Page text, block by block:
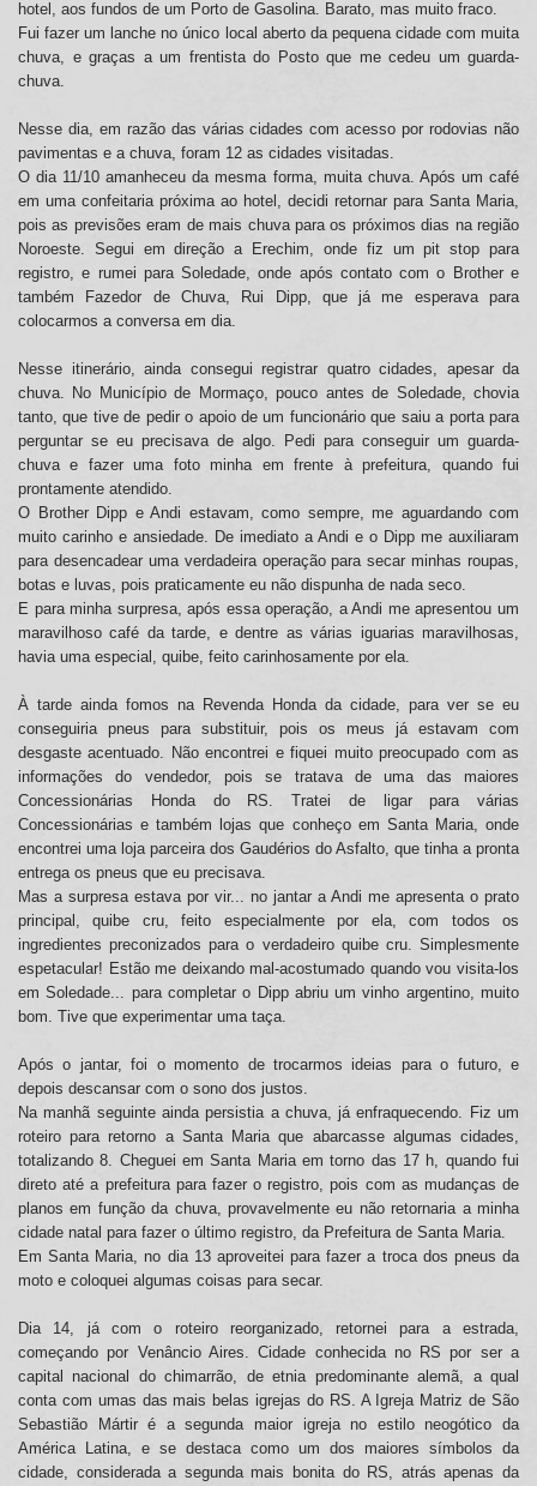
hotel, aos fundos de um Porto de Gasolina. Barato, mas muito fraco.
Fui fazer um lanche no único local aberto da pequena cidade com muita
chuva, e graças a um frentista do Posto que me cedeu um guarda-
chuva.
Nesse dia, em razão das várias cidades com acesso por rodovias não
pavimentas e a chuva, foram 12 as cidades visitadas.
O dia 11/10 amanheceu da mesma forma, muita chuva. Após um café
em uma confeitaria próxima ao hotel, decidi retornar para Santa Maria,
pois as previsões eram de mais chuva para os próximos dias na região
Noroeste. Segui em direção a Erechim, onde fiz um pit stop para
registro, e rumei para Soledade, onde após contato com o Brother e
também Fazedor de Chuva, Rui Dipp, que já me esperava para
colocarmos a conversa em dia.
Nesse itinerário, ainda consegui registrar quatro cidades, apesar da
chuva. No Município de Mormaço, pouco antes de Soledade, chovia
tanto, que tive de pedir o apoio de um funcionário que saiu a porta para
perguntar se eu precisava de algo. Pedi para conseguir um guarda-
chuva e fazer uma foto minha em frente à prefeitura, quando fui
prontamente atendido.
O Brother Dipp e Andi estavam, como sempre, me aguardando com
muito carinho e ansiedade. De imediato a Andi e o Dipp me auxiliaram
para desencadear uma verdadeira operação para secar minhas roupas,
botas e luvas, pois praticamente eu não dispunha de nada seco.
E para minha surpresa, após essa operação, a Andi me apresentou um
maravilhoso café da tarde, e dentre as várias iguarias maravilhosas,
havia uma especial, quibe, feito carinhosamente por ela.
À tarde ainda fomos na Revenda Honda da cidade, para ver se eu
conseguiria pneus para substituir, pois os meus já estavam com
desgaste acentuado. Não encontrei e fiquei muito preocupado com as
informações do vendedor, pois se tratava de uma das maiores
Concessionárias Honda do RS. Tratei de ligar para várias
Concessionárias e também lojas que conheço em Santa Maria, onde
encontrei uma loja parceira dos Gaudérios do Asfalto, que tinha a pronta
entrega os pneus que eu precisava.
Mas a surpresa estava por vir... no jantar a Andi me apresenta o prato
principal, quibe cru, feito especialmente por ela, com todos os
ingredientes preconizados para o verdadeiro quibe cru. Simplesmente
espetacular! Estão me deixando mal-acostumado quando vou visita-los
em Soledade... para completar o Dipp abriu um vinho argentino, muito
bom. Tive que experimentar uma taça.
Após o jantar, foi o momento de trocarmos ideias para o futuro, e
depois descansar com o sono dos justos.
Na manhã seguinte ainda persistia a chuva, já enfraquecendo. Fiz um
roteiro para retorno a Santa Maria que abarcasse algumas cidades,
totalizando 8. Cheguei em Santa Maria em torno das 17 h, quando fui
direto até a prefeitura para fazer o registro, pois com as mudanças de
planos em função da chuva, provavelmente eu não retornaria a minha
cidade natal para fazer o último registro, da Prefeitura de Santa Maria.
Em Santa Maria, no dia 13 aproveitei para fazer a troca dos pneus da
moto e coloquei algumas coisas para secar.
Dia 14, já com o roteiro reorganizado, retornei para a estrada,
começando por Venâncio Aires. Cidade conhecida no RS por ser a
capital nacional do chimarrão, de etnia predominante alemã, a qual
conta com umas das mais belas igrejas do RS. A Igreja Matriz de São
Sebastião Mártir é a segunda maior igreja no estilo neogótico da
América Latina, e se destaca como um dos maiores símbolos da
cidade, considerada a segunda mais bonita do RS, atrás apenas da